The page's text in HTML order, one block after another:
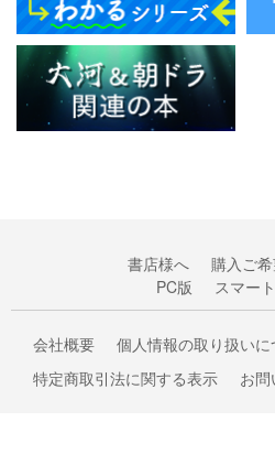
書店様へ
購入ご
PC版
スマー
会社概要
個人情報の取り扱いに
特定商取引法に関する表示
お